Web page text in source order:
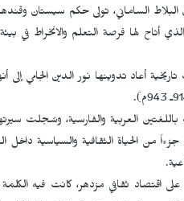
الساماني، تولى حكم سيستان
أتاح لها فرصة التعلم والانخراط في
أعاد تدوينها نور الدين الجامي إلى
العربية والفارسية، وسُجلت
من الحياة الثقافية والسياسية
اقتصاد ثقافي مزدهر، كانت فيه